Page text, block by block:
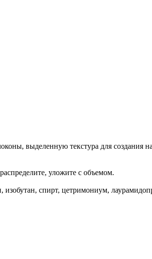
выделенную текстура для создания
уложите с объемом.
изобутан, спирт, цетримониум,